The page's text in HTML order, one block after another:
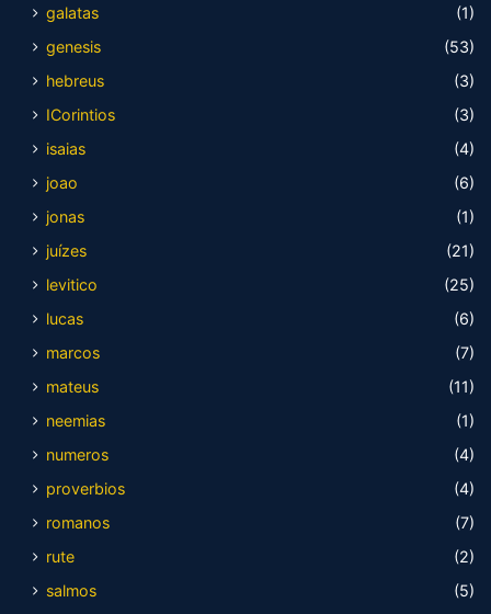
galatas
(1)
genesis
(53)
hebreus
(3)
ICorintios
(3)
isaias
(4)
joao
(6)
jonas
(1)
juízes
(21)
levitico
(25)
lucas
(6)
marcos
(7)
mateus
(11)
neemias
(1)
numeros
(4)
proverbios
(4)
romanos
(7)
rute
(2)
salmos
(5)